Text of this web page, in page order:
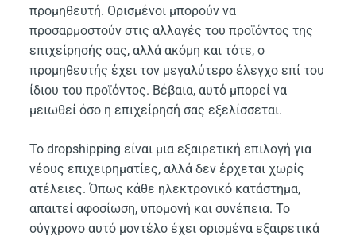
προμηθευτή. Ορισμένοι μπορούν να
προσαρμοστούν στις αλλαγές του προϊόντος της
επιχείρησής σας, αλλά ακόμη και τότε, ο
προμηθευτής έχει τον μεγαλύτερο έλεγχο επί του
ίδιου του προϊόντος. Βέβαια, αυτό μπορεί να
μειωθεί όσο η επιχείρησή σας εξελίσσεται.
Το dropshipping είναι μια εξαιρετική επιλογή για
νέους επιχειρηματίες, αλλά δεν έρχεται χωρίς
ατέλειες. Όπως κάθε ηλεκτρονικό κατάστημα,
απαιτεί αφοσίωση, υπομονή και συνέπεια. Το
σύγχρονο αυτό μοντέλο έχει ορισμένα εξαιρετικά